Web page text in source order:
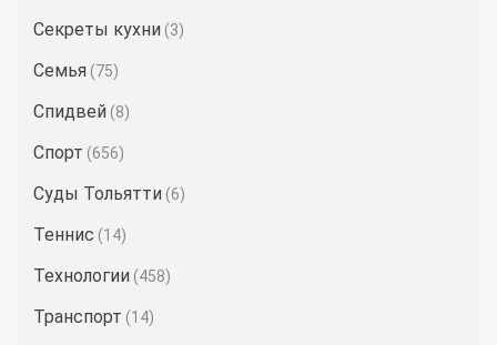
Секреты кухни (3)
Семья (75)
Спидвей (8)
Спорт (656)
Суды Тольятти (6)
Теннис (14)
Технологии (458)
Транспорт (14)